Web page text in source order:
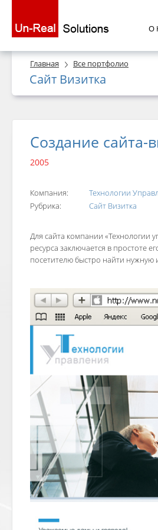
О
Главная Все портфолио
Сайт Визитка
Создание сайта-
2005
Компания:
Технологии
Рубрика:
Сайт Визитка
Для сайта компании «Технологии
ресурса заключается в простоте
посетителю быстро найти